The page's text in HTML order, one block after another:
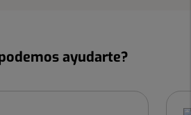
ayudarte?